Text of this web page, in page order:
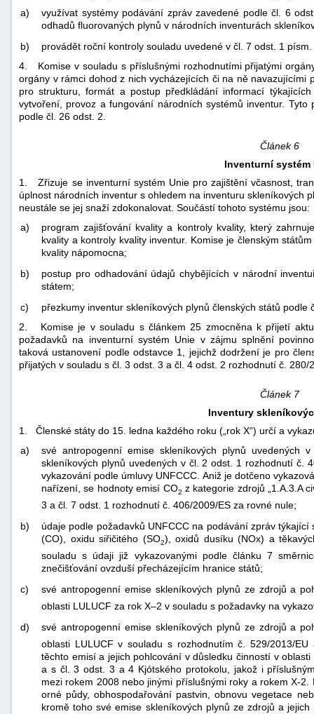
a)
využívat systémy podávání zpráv zavedené podle čl. 6
odhadů fluorovaných plynů v národních inventurách
b)
provádět roční kontroly souladu uvedené v čl. 7 odst. 1
4. Komise v souladu s příslušnými rozhodnutími přijatými
orgány v rámci dohod z nich vycházejících či na ně navazujícími
pro strukturu, formát a postup předkládání informací
vytvoření, provoz a fungování národních systémů inventur.
podle čl. 26 odst. 2.
Článek 6
Inventurní systém
1. Zřizuje se inventurní systém Unie pro zajištění včasnost,
úplnost národních inventur s ohledem na inventuru skleníkových
neustále se jej snaží zdokonalovat. Součástí tohoto systému jsou:
a)
program zajišťování kvality a kontroly kvality, který
kvality a kontroly kvality inventur. Komise je členským
kvality nápomocna;
b)
postup pro odhadování údajů chybějících v národní
státem;
c)
přezkumy inventur skleníkových plynů členských států podle
2. Komise je v souladu s článkem 25 zmocněna k přijetí
požadavků na inventurní systém Unie v zájmu splnění
taková ustanovení podle odstavce 1, jejichž dodržení je pro
přijatých v souladu s čl. 3 odst. 3 a čl. 4 odst. 2 rozhodnutí č. 280/
Článek 7
Inventury
1. Členské státy do 15. ledna každého roku („rok X“) určí a
a)
své antropogenní emise skleníkových plynů uvedených
skleníkových plynů uvedených v čl. 2 odst. 1 rozhodnutí č.
vykazování podle úmluvy UNFCCC. Aniž je dotčeno
nařízení, se hodnoty emisí CO2 z kategorie zdrojů „1.A.3.A
3 a čl. 7 odst. 1 rozhodnutí č. 406/2009/ES za rovné nule;
b)
údaje podle požadavků UNFCCC na podávání zpráv
(CO), oxidu siřičitého (SO2), oxidů dusíku (NOx) a
souladu s údaji již vykazovanými podle článku 7
znečišťování ovzduší přecházejícím hranice států;
c)
své antropogenní emise skleníkových plynů ze zdrojů a
oblasti LULUCF za rok X–2 v souladu s požadavky na
d)
své antropogenní emise skleníkových plynů ze zdrojů a
oblasti LULUCF v souladu s rozhodnutím č. 529/2013/
těchto emisí a jejich pohlcování v důsledku činností v
a s čl. 3 odst. 3 a 4 Kjótského protokolu, jakož i
mezi rokem 2008 nebo jinými příslušnými roky a rokem X-
orné půdy, obhospodařování pastvin, obnovu vegetace
kromě toho své emise skleníkových plynů ze zdrojů a